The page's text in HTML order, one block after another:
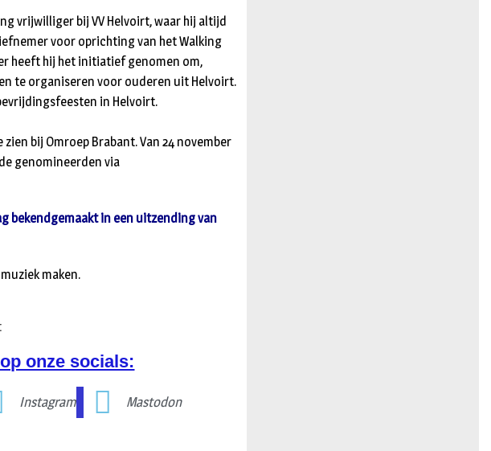
vrijwilliger bij VV Helvoirt, waar hij altijd
voor oprichting van het Walking
heeft hij het initiatief genomen om,
te organiseren voor ouderen uit Helvoirt.
in Helvoirt.
bij Omroep Brabant. Van 24 november
genomineerden via
bekendgemaakt in een uitzending van
maken.
onze socials:
Instagram Mastodon